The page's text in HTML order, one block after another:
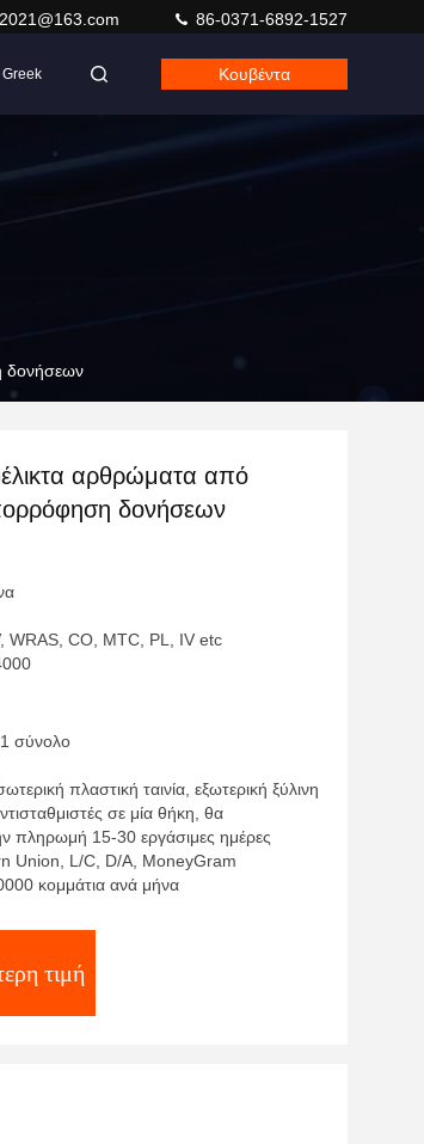
86-0371-6892-1527
Greek Κουβέντα
δονήσεων
αρθρώματα από
δονήσεων
WRAS, CO, MTC, PL, IV etc
σύνολο
πλαστική ταινία, εξωτερική ξύλινη
σε μία θήκη, θα
πληρωμή 15-30 εργάσιμες ημέρες
Union, L/C, D/A, MoneyGram
κομμάτια ανά μήνα
τιμή